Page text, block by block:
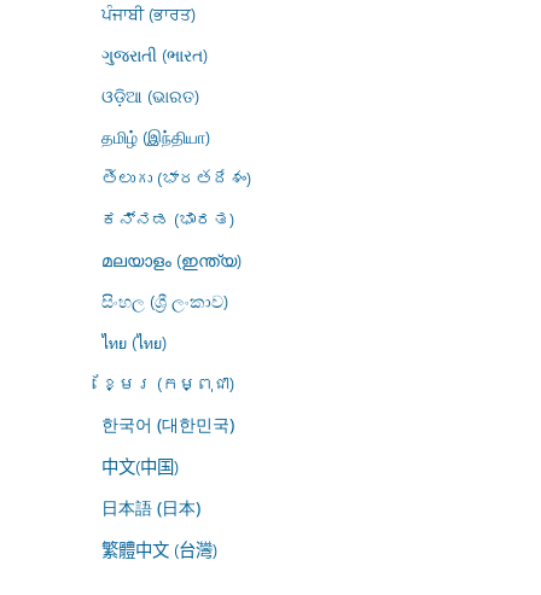
ਪੰਜਾਬੀ (ਭਾਰਤ)
ગુજરાતી (ભારત)
ଓଡ଼ିଆ (ଭାରତ)
தமிழ் (இந்தியா)
తెలుగు (భారతదేశం)
ಕನ್ನಡ (ಭಾರತ)
മലയാളം (ഇന്ത്യ)
සිංහල (ශ්‍රී ලංකාව)
ไทย (ไทย)
ខ្មែរ (កម្ពុជា)
한국어 (대한민국)
中文(中国)
日本語 (日本)
繁體中文 (台灣)